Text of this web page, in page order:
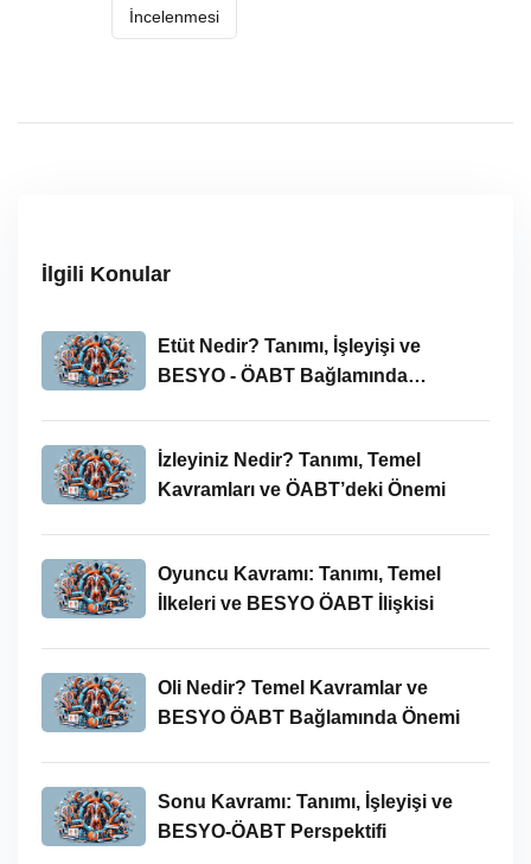
İncelenmesi
İlgili Konular
Etüt Nedir? Tanımı, İşleyişi ve
BESYO - ÖABT Bağlamında
İzleyiniz Nedir? Tanımı, Temel
Kavramları ve ÖABT’deki Önemi
Oyuncu Kavramı: Tanımı, Temel
İlkeleri ve BESYO ÖABT İlişkisi
Oli Nedir? Temel Kavramlar ve
BESYO ÖABT Bağlamında Önemi
Sonu Kavramı: Tanımı, İşleyişi ve
BESYO-ÖABT Perspektifi